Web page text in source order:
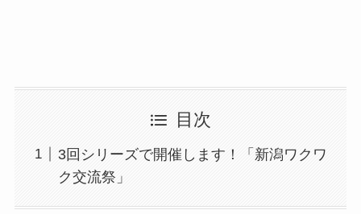
目次
3回シリーズで開催します！「新潟ワクワ
ク交流祭」